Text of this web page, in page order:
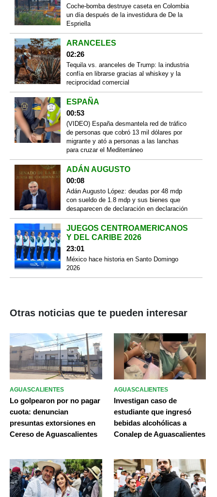
Coche-bomba destruye caseta en Colombia
un día después de la investidura de De la
Espriella
ARANCELES
02:26
Tequila vs. aranceles de Trump: la industria
confía en librarse gracias al whiskey y la
reciprocidad comercial
ESPAÑA
00:53
(VIDEO) España desmantela red de tráfico
de personas que cobró 13 mil dólares por
migrante y ató a personas a las lanchas
para cruzar el Mediterráneo
ADÁN AUGUSTO
00:08
Adán Augusto López: deudas por 48 mdp
con sueldo de 1.8 mdp y sus bienes que
desaparecen de declaración en declaración
JUEGOS CENTROAMERICANOS
Y DEL CARIBE 2026
23:01
México hace historia en Santo Domingo
2026
Otras noticias que te pueden interesar
AGUASCALIENTES
Lo golpearon por no pagar
cuota: denuncian
presuntas extorsiones en
Cereso de Aguascalientes
AGUASCALIENTES
Investigan caso de
estudiante que ingresó
bebidas alcohólicas a
Conalep de Aguascalientes